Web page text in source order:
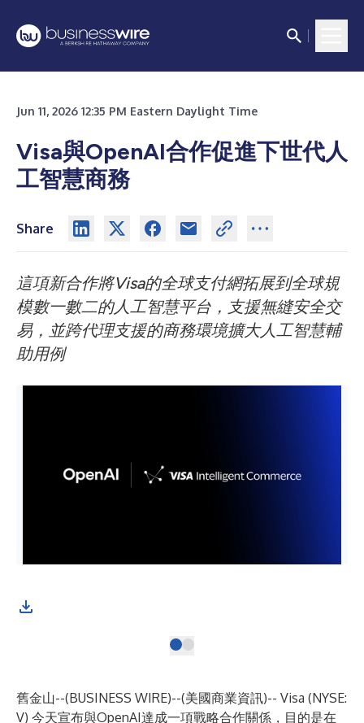
Jun 11, 2026 12:35 PM Eastern Daylight Time
Visa與OpenAI合作促進下世代人
工智慧商務
Share
這項新合作將Visa的全球支付網拓展到全球規
模數一數二的人工智慧平台，支援無縫安全交
易，並跨代理支援的商務環境擴大人工智慧輔
助用例
舊金山--(BUSINESS WIRE)--(美國商業資訊)-- Visa (NYSE:
V) 今天宣布與OpenAI達成一項戰略合作關係，目的是在